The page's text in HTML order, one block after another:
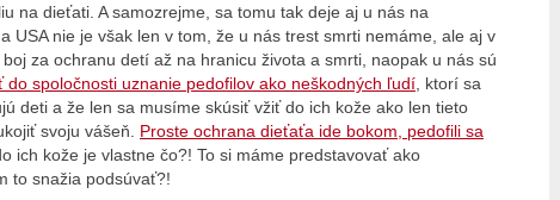
na dieťati. A samozrejme, sa tomu tak deje aj u nás na
USA nie je však len v tom, že u nás trest smrti nemáme, ale aj v
za ochranu detí až na hranicu života a smrti, naopak u nás sú
do spoločnosti uznanie pedofilov ako neškodných ľudí , ktorí sa
deti a že len sa musíme skúsiť vžiť do ich kože ako len tieto
svoju vášeň. Proste ochrana dieťaťa ide bokom, pedofili sa
ich kože je vlastne čo?! To si máme predstavovať ako
to snažia podsúvať?!